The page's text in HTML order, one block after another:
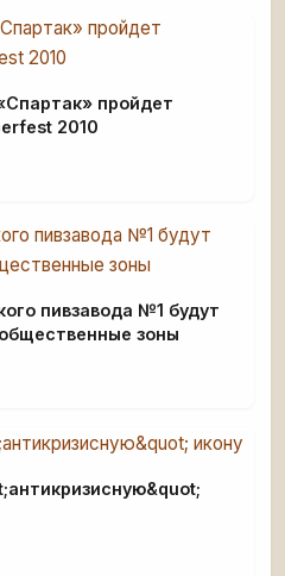
пройдет
2010
пивзавода №1 будут
зоны